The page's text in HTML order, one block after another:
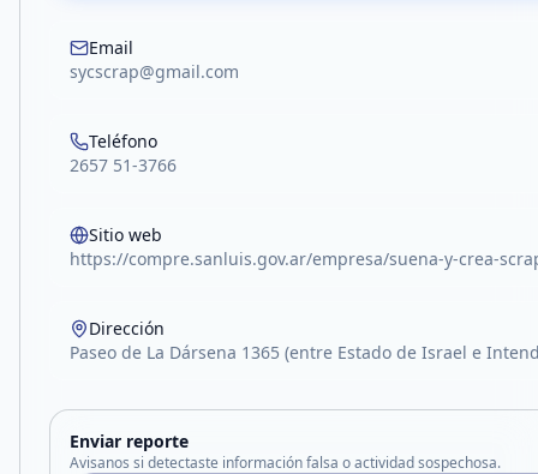
Email
sycscrap@gmail.com
Teléfono
2657 51-3766
Sitio web
https://compre.sanluis.gov.ar/empresa/suena-y-crea-
Dirección
Paseo de La Dársena 1365 (entre Estado de Israel e
Enviar reporte
Avisanos si detectaste información falsa o actividad sospechosa.